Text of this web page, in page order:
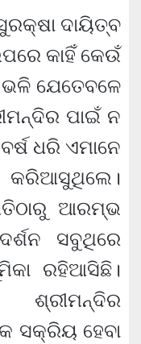
ଦାୟିତ୍ବ
କାହିଁ କେଉଁ
ଯେତେବଳେ
ପାଇଁ ନ
ଧରି ଏମାନେ
ଆରମ୍ଭ
ସବୁଥିରେ
ରହିଆସିଛି।
ସକ୍ରିୟ ହେବା